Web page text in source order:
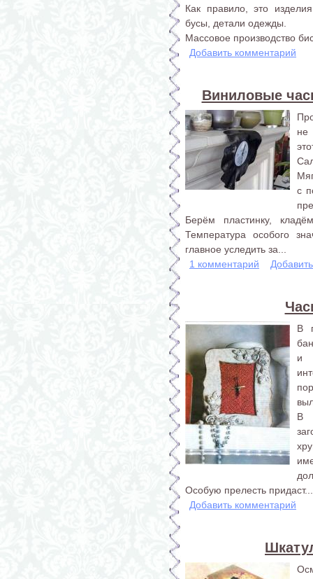
Как правило, это
бусы, детали одежды.
Массовое производство
Добавить комментарий
Виниловые
не
с
Берём пластинку,
Температура особого
главное уследить за...
1 комментарий
В
и
В
Особую прелесть придаст...
Добавить комментарий